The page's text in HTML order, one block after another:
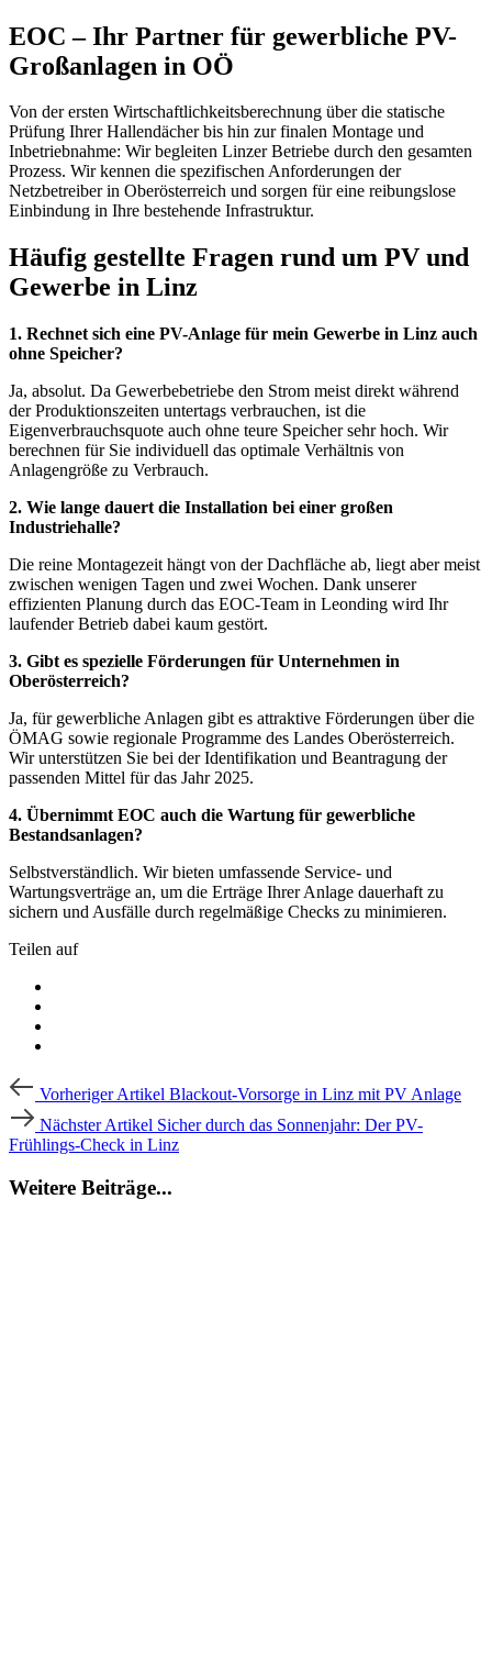
EOC – Ihr Partner für gewerbliche PV-
Großanlagen in OÖ
Von der ersten Wirtschaftlichkeitsberechnung über die statische
Prüfung Ihrer Hallendächer bis hin zur finalen Montage und
Inbetriebnahme: Wir begleiten Linzer Betriebe durch den gesamten
Prozess. Wir kennen die spezifischen Anforderungen der
Netzbetreiber in Oberösterreich und sorgen für eine reibungslose
Einbindung in Ihre bestehende Infrastruktur.
Häufig gestellte Fragen rund um PV und
Gewerbe in Linz
1. Rechnet sich eine PV-Anlage für mein Gewerbe in Linz auch
ohne Speicher?
Ja, absolut. Da Gewerbebetriebe den Strom meist direkt während
der Produktionszeiten untertags verbrauchen, ist die
Eigenverbrauchsquote auch ohne teure Speicher sehr hoch. Wir
berechnen für Sie individuell das optimale Verhältnis von
Anlagengröße zu Verbrauch.
2. Wie lange dauert die Installation bei einer großen
Industriehalle?
Die reine Montagezeit hängt von der Dachfläche ab, liegt aber meist
zwischen wenigen Tagen und zwei Wochen. Dank unserer
effizienten Planung durch das EOC-Team in Leonding wird Ihr
laufender Betrieb dabei kaum gestört.
3. Gibt es spezielle Förderungen für Unternehmen in
Oberösterreich?
Ja, für gewerbliche Anlagen gibt es attraktive Förderungen über die
ÖMAG sowie regionale Programme des Landes Oberösterreich.
Wir unterstützen Sie bei der Identifikation und Beantragung der
passenden Mittel für das Jahr 2025.
4. Übernimmt EOC auch die Wartung für gewerbliche
Bestandsanlagen?
Selbstverständlich. Wir bieten umfassende Service- und
Wartungsverträge an, um die Erträge Ihrer Anlage dauerhaft zu
sichern und Ausfälle durch regelmäßige Checks zu minimieren.
Teilen auf
Beitragsnavigation
Artikel
Vorheriger Artikel Blackout-Vorsorge in Linz mit PV Anlage
Artikel
Nächster Artikel Sicher durch das Sonnenjahr: Der PV-
Frühlings-Check in Linz
Weitere Beiträge...